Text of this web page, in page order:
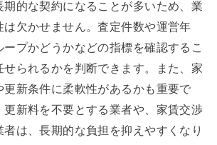
期的な契約になることが多いため、業
は欠かせません。査定件数や運営年
プかどうかなどの指標を確認するこ
せられるかを判断できます。また、家
更新条件に柔軟性があるかも重要で
更新料を不要とする業者や、家賃交渉
者は、長期的な負担を抑えやすくなり